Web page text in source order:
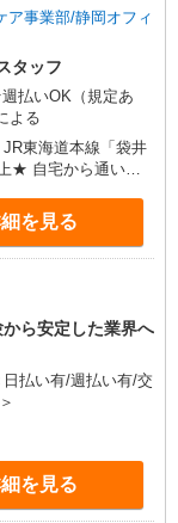
事業部/静岡オフィ
タッフ
払いOK（規定あ
よる
東海道本線「袋井
を見る
ら安定した業界へ
払い有/週払い有/交
を見る